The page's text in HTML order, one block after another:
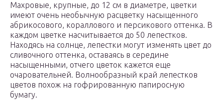
Махровые, крупные, до 12 см в диаметре, цветки
имеют очень необычную расцветку насыщенного
абрикосового, кораллового и персикового оттенка. В
каждом цветке насчитывается до 50 лепестков.
Находясь на солнце, лепестки могут изменять цвет до
сливочного оттенка, оставаясь в середине
насыщенными, отчего цветок кажется еще
очаровательней. Волнообразный край лепестков
цветов похож на гофрированную папиросную
бумагу.